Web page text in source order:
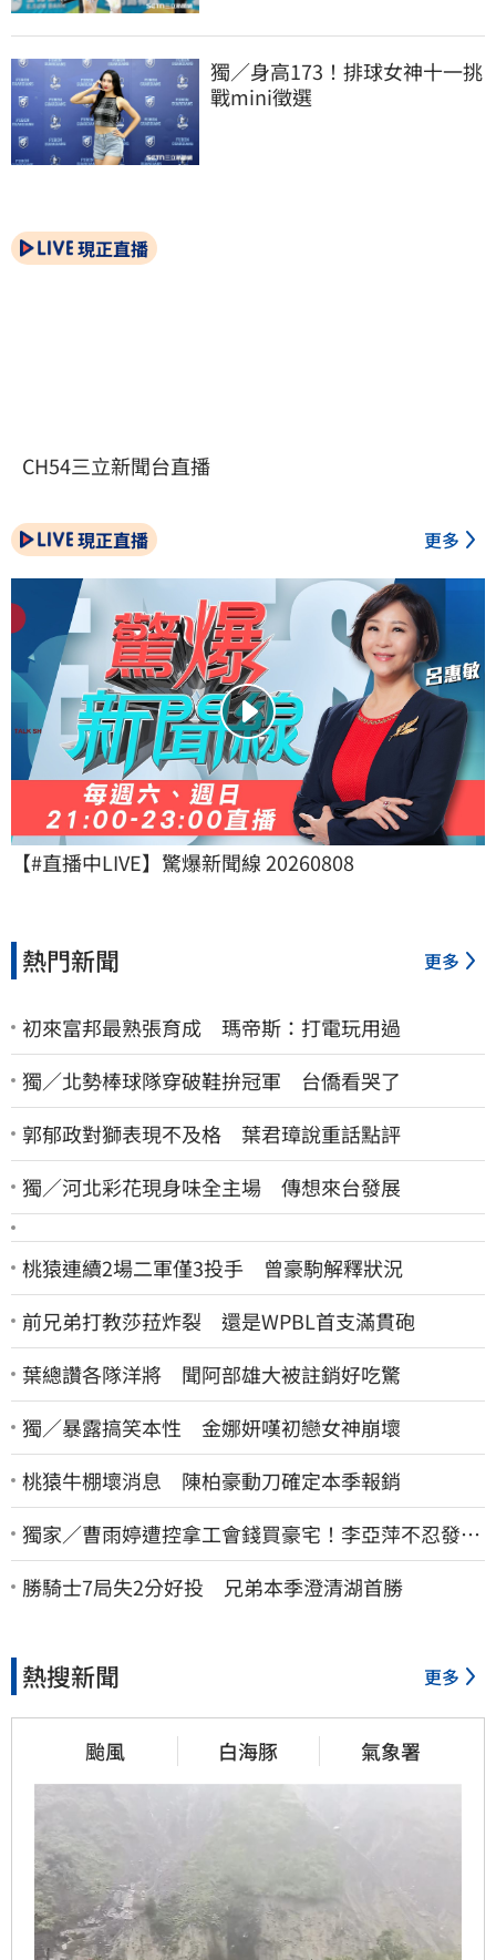
獨／身高173！排球女神十一挑
戰mini徵選
現正直播
CH54三立新聞台直播
現正直播 更多
【#直播中LIVE】驚爆新聞線 20260808
熱門新聞 更多
初來富邦最熟張育成 瑪帝斯：打電玩用過
獨／北勢棒球隊穿破鞋拚冠軍 台僑看哭了
郭郁政對獅表現不及格 葉君璋說重話點評
獨／河北彩花現身味全主場 傳想來台發展
桃猿連續2場二軍僅3投手 曾豪駒解釋狀況
前兄弟打教莎菈炸裂 還是WPBL首支滿貫砲
葉總讚各隊洋將 聞阿部雄大被註銷好吃驚
獨／暴露搞笑本性 金娜妍嘆初戀女神崩壞
桃猿牛棚壞消息 陳柏豪動刀確定本季報銷
獨家／曹雨婷遭控拿工會錢買豪宅！李亞萍不忍發
聲：余天管工會都貼錢
勝騎士7局失2分好投 兄弟本季澄清湖首勝
熱搜新聞 更多
颱風 白海豚 氣象署